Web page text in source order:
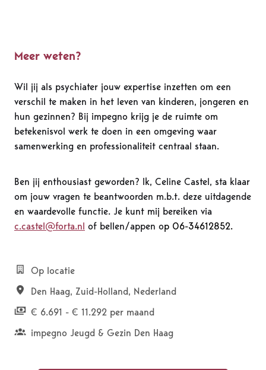
Meer weten?
Wil jij als psychiater jouw expertise inzetten om een
verschil te maken in het leven van kinderen, jongeren en
hun gezinnen? Bij impegno krijg je de ruimte om
betekenisvol werk te doen in een omgeving waar
samenwerking en professionaliteit centraal staan.
Ben jij enthousiast geworden? Ik, Celine Castel, sta klaar
om jouw vragen te beantwoorden m.b.t. deze uitdagende
en waardevolle functie. Je kunt mij bereiken via
c.castel@forta.nl of bellen/appen op 06-34612852.
Op locatie
Den Haag, Zuid-Holland, Nederland
€ 6.691 - € 11.292 per maand
impegno Jeugd & Gezin Den Haag